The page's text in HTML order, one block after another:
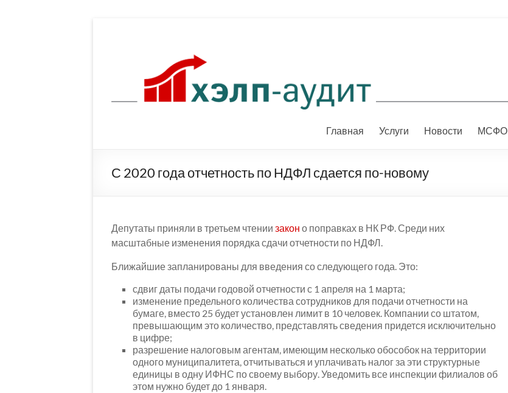
Главная Услуги Новости МСФО
С 2020 года отчетность по НДФЛ сдается по-новому
Депутаты приняли в третьем чтении закон о поправках в НК РФ. Среди них
масштабные изменения порядка сдачи отчетности по НДФЛ.
Ближайшие запланированы для введения со следующего года. Это:
сдвиг даты подачи годовой отчетности с 1 апреля на 1 марта;
изменение предельного количества сотрудников для подачи отчетности на
бумаге, вместо 25 будет установлен лимит в 10 человек. Компании со штатом,
превышающим это количество, представлять сведения придется исключительно
в цифре;
разрешение налоговым агентам, имеющим несколько обособок на территории
одного муниципалитета, отчитываться и уплачивать налог за эти структурные
единицы в одну ИФНС по своему выбору. Уведомить все инспекции филиалов об
этом нужно будет до 1 января.